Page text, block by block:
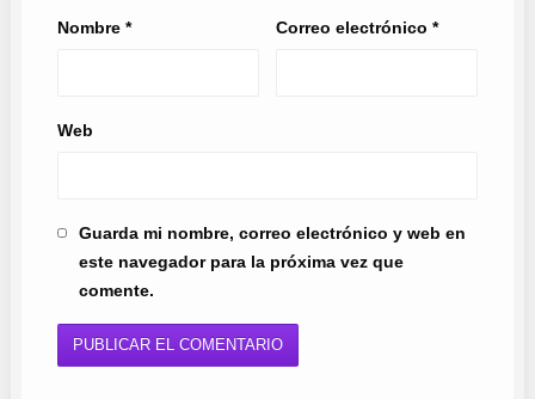
Nombre * Correo electrónico*
Web
Guarda mi nombre, correo electrónico y web en
este navegador para la próxima vez que
comente.